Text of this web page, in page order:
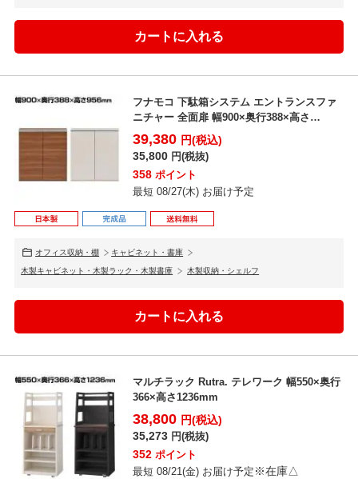
フナモコ 下駄箱システム エントランスファ
ニチャー 全面扉 幅900×奥行388×高さ
956mm
39,380 円(税込)
35,800 円(税抜)
358 ポイント
最短 08/27(木) お届け予定
オフィス収納・棚 キャビネット・書庫
木製キャビネット・木製ラック・木製書庫 木製収納・シェルフ
マルチラック Rutra. テレワーク 幅550×奥行
366×高さ1236mm
38,800 円(税込)
35,273 円(税抜)
352 ポイント
最短 08/21(金) お届け予定 ※在庫△